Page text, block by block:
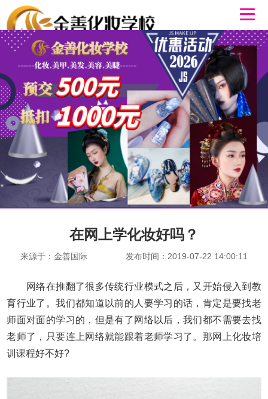
在网上学化妆好吗？
来源于：金善国际 发布时间：2019-07-22 14:00:11
网络在推翻了很多传统行业模式之后，又开始侵入到教
育行业了。我们都知道以前的人要学习的话，肯定是要找老
师面对面的学习的，但是有了网络以后，我们都不需要去找
老师了，只要连上网络就能跟着老师学习了。那网上化妆培
训课程好不好?